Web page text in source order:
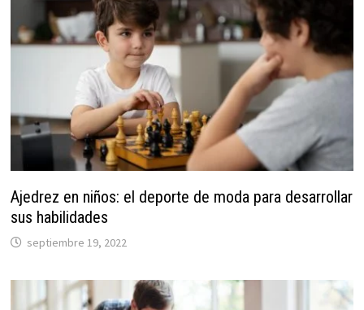
Ajedrez en niños: el deporte de moda para desarrollar
sus habilidades
septiembre 19, 2022